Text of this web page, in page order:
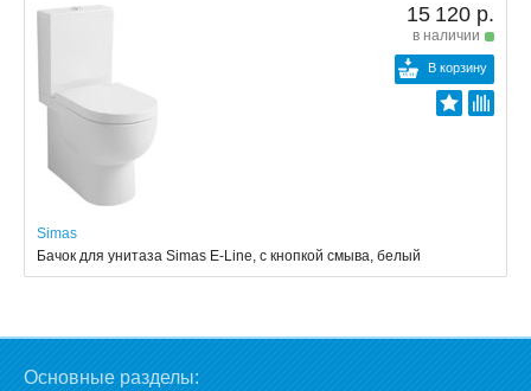
15 120 р.
в наличии
В корзину
Simas
Бачок для унитаза Simas E-Line, с кнопкой смыва, белый
Основные разделы: